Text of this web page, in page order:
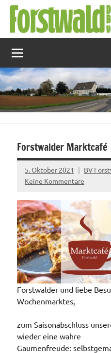
Zum
Inhalt
springen
Forstwalder Marktcafé
5. Oktober 2021
BV
Keine Kommentare
Forstwalder und liebe
Wochenmarktes,
zum Saisonabschluss
wieder eine wahre
Gaumenfreude: